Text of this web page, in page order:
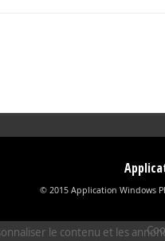
© 2015 Application Windows
le contenu et les